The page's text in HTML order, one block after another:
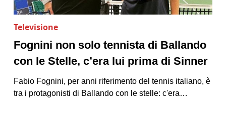
Televisione
Fognini non solo tennista di Ballando
con le Stelle, c’era lui prima di Sinner
Fabio Fognini, per anni riferimento del tennis italiano, è
tra i protagonisti di Ballando con le stelle: c'era…